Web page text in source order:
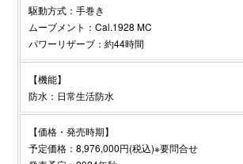
駆動方式：手巻き
ムーブメント：Cal.1928 MC
パワーリザーブ：約44時間
【機能】
防水：日常生活防水
【価格・発売時期】
予定価格：8,976,000円(税込)※要問合せ